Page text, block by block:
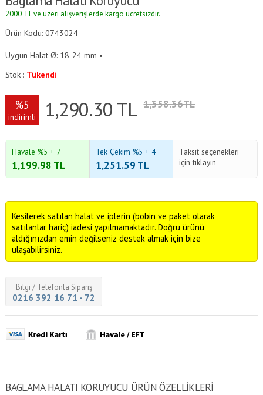
2000 TL ve üzeri alışverişlerde kargo ücretsizdir.
Ürün Kodu: 0743024
Uygun Halat Ø: 18-24 mm •
Stok : Tükendi
%5
indirimli 1,290.30 TL 1,358.36TL
Havale %5 + 7
1,199.98 TL
Tek Çekim %5 + 4
1,251.59 TL
Taksit seçenekleri
için tıklayın
Kesilerek satılan halat ve iplerin (bobin ve paket olarak
satılanlar hariç) iadesi yapılmamaktadır. Doğru ürünü
aldığınızdan emin değilseniz destek almak için bize
ulaşabilirsiniz.
Bilgi / Telefonla Sipariş
0216 392 16 71 - 72
BAGLAMA HALATI KORUYUCU ÜRÜN ÖZELLİKLERİ